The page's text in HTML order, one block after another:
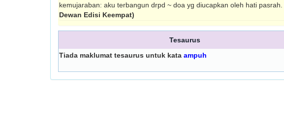
kemujaraban: aku terbangun drpd ~ doa yg diucapkan oleh hati pasrah.
Dewan Edisi Keempat)
Tesaurus
Tiada maklumat tesaurus untuk kata ampuh